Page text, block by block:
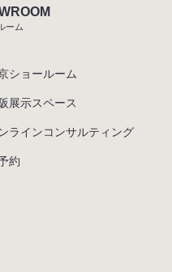
ーム
ショールーム
展示スペース
ラインコンサルティング
約